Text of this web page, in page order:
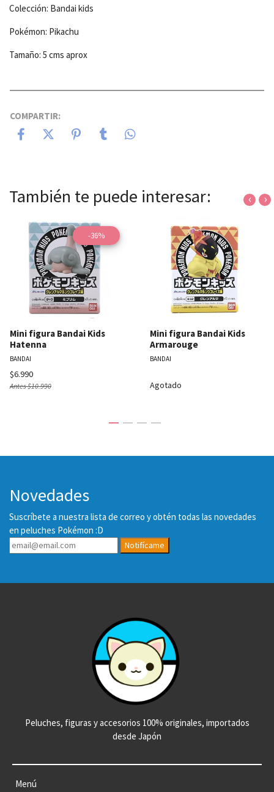
Colección: Bandai kids
Pokémon: Pikachu
Tamaño: 5 cms aprox
COMPARTIR:
También te puede interesar:
-36%
Mini figura Bandai Kids
Hatenna
BANDAI
$6.990
Antes$10.990
Mini figura Bandai Kids
Armarouge
BANDAI
Agotado
‹ ›
Novedades
Suscríbete a nuestra lista de correo y obtén todas las novedades
en peluches Pokémon :D
Notifícame
Peluches, figuras y accesorios 100% originales, importados
desde Japón
Menú